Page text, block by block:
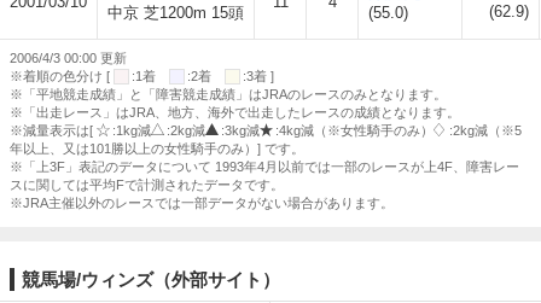
中京 芝1200m 15頭
(55.0)
(62.9)
2006/4/3 00:00 更新
※着順の色分け [
:1着 :2着
:3着 ]
※「平地競走成績」と「障害競走成績」はJRAのレースのみとなります。
※「出走レース」はJRA、地方、海外で出走したレースの成績となります。
※減量表示は[
:1kg減 :2kg減 :3kg減 :4kg減（※女性騎手のみ）
:2kg減（※5
年以上、又は101勝以上の女性騎手のみ）] です。
※「上3F」表記のデータについて 1993年4月以前では一部のレースが上4F、障害レー
スに関しては平均Fで計測されたデータです。
※JRA主催以外のレースでは一部データがない場合があります。
競馬場/ウィンズ（外部サイト）